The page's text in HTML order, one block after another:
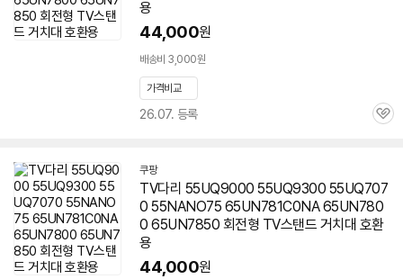
용
44,000원
배송비 3,000원
가격비교
26.07. 등록
관
쿠팡
TV다리 55UQ9000 55UQ9300 55UQ707
0 55NANO75 65UN781C0NA 65UN780
0 65UN7850 회전형 TV스탠드 거치대 호환
용
44,000원